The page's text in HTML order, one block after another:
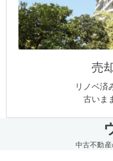
売
リノベ済
古いま
中古不動